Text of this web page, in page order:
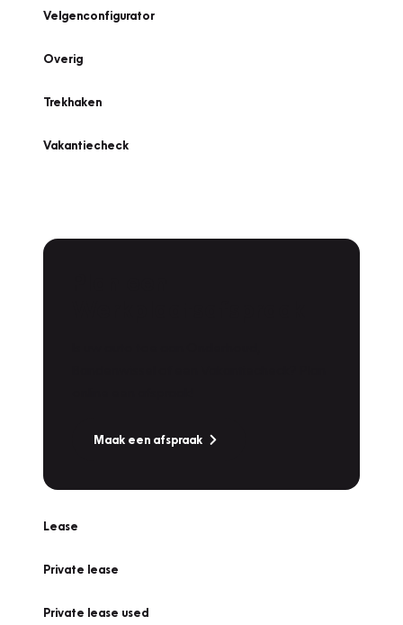
Velgenconfigurator
Overig
Trekhaken
Vakantiecheck
Maak een afspraak
Lease
Private lease
Private lease used